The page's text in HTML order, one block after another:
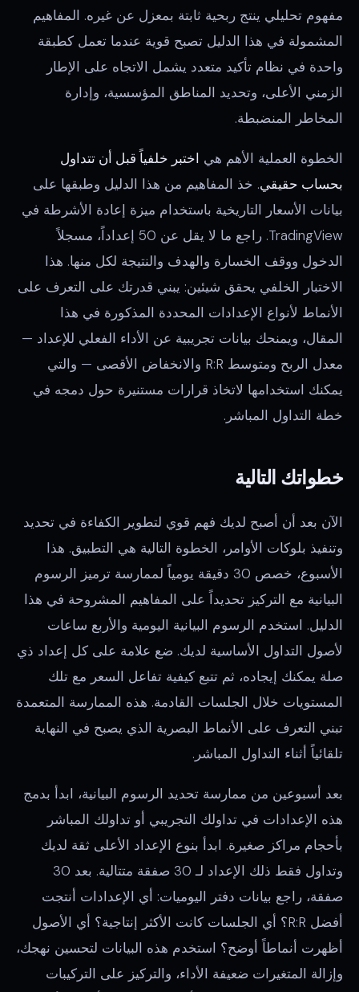
مفهوم تحليلي ينتج ربحية ثابتة بمعزل عن غيره. المفاهيم
المشمولة في هذا الدليل تصبح قوية عندما تعمل كطبقة
واحدة في نظام تأكيد متعدد يشمل الاتجاه على الإطار
الزمني الأعلى، وتحديد المناطق المؤسسية، وإدارة
المخاطر المنضبطة.
الخطوة العملية الأهم هي اختبر خلفياً قبل أن تتداول
بحساب حقيقي. خذ المفاهيم من هذا الدليل وطبقها على
بيانات الأسعار التاريخية باستخدام ميزة إعادة الأشرطة في
TradingView. راجع ما لا يقل عن 50 إعداداً، مسجلاً
الدخول ووقف الخسارة والهدف والنتيجة لكل منها. هذا
الاختبار الخلفي يحقق شيئين: يبني قدرتك على التعرف على
الأنماط لأنواع الإعدادات المحددة المذكورة في هذا
المقال، ويمنحك بيانات تجريبية عن الأداء الفعلي للإعداد —
معدل الربح ومتوسط R:R والانخفاض الأقصى — والتي
يمكنك استخدامها لاتخاذ قرارات مستنيرة حول دمجه في
خطة التداول المباشر.
خطواتك التالية
الآن بعد أن أصبح لديك فهم قوي لتطوير الكفاءة في تحديد
وتنفيذ بلوكات الأوامر، الخطوة التالية هي التطبيق. هذا
الأسبوع، خصص 30 دقيقة يومياً لممارسة ترميز الرسوم
البيانية مع التركيز تحديداً على المفاهيم المشروحة في هذا
الدليل. استخدم الرسوم البيانية اليومية والأربع ساعات
لأصول التداول الأساسية لديك. ضع علامة على كل إعداد ذي
صلة يمكنك إيجاده، ثم تتبع كيفية تفاعل السعر مع تلك
المستويات خلال الجلسات القادمة. هذه الممارسة المتعمدة
تبني التعرف على الأنماط البصرية الذي يصبح في النهاية
تلقائياً أثناء التداول المباشر.
بعد أسبوعين من ممارسة تحديد الرسوم البيانية، ابدأ بدمج
هذه الإعدادات في تداولك التجريبي أو تداولك المباشر
بأحجام مراكز صغيرة. ابدأ بنوع الإعداد الأعلى ثقة لديك
وتداول فقط ذلك الإعداد لـ 30 صفقة متتالية. بعد 30
صفقة، راجع بيانات دفتر اليوميات: أي الإعدادات أنتجت
أفضل R:R؟ أي الجلسات كانت الأكثر إنتاجية؟ أي الأصول
أظهرت أنماطاً أوضح؟ استخدم هذه البيانات لتحسين نهجك،
وإزالة المتغيرات ضعيفة الأداء، والتركيز على التركيبات